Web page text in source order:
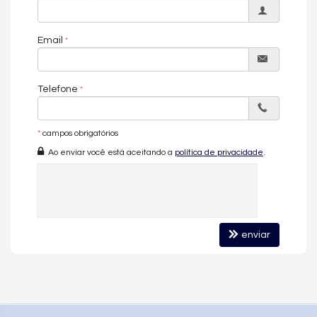
O projeto de interiores das áreas comuns leva a assinatura do
premiado Studio Casa Design, dos arquitetos Moacir Schmitt Jr.
e uma atmosfera inspirada no estilo de vida à beira-mar.
O grande destaque é sua extraordinária área de lazer com
oferecendo uma experiência comparável aos melhores resorts
• Piscinas externas com borda infinita;
• Piscina aquecida e raia coberta;
• Bar;
Email
Telefone
* campos obrigatórios
Ao enviar você está aceitando a política de privacidade
enviar